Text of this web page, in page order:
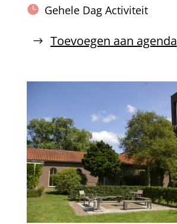
Gehele Dag Activiteit
Toevoegen aan agenda